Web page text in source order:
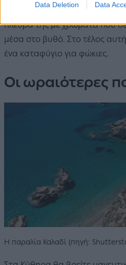
Data Deletion Data
Κυθήρων. Διαθέτει μια
πλευρά της με χρώματα που
μέσα στο βυθό. Στο τέλος
ένα καταφύγιο για φώκιες.
Οι ωραιότερες
Η παραλία Καλαδί (πηγή: